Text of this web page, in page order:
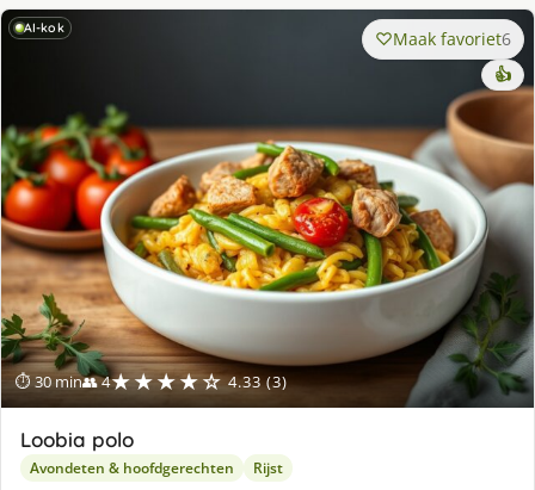
AI-kok
⏱ 30 min👥 4★★★★☆ 4.33 (3)
Maak favoriet6
👍
Loobia polo
Avondeten & hoofdgerechten Rijst